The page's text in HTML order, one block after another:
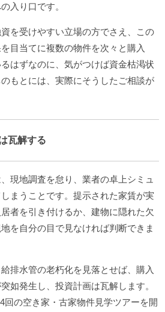
入り口です。
を受けやすい立場の方でさえ、この
目当てに複数の物件を次々と購入
はずなのに、気がつけば資金枯渇状
もとには、実際にそうしたご相談が
瓦解する
現地調査を怠り、業者の卓上シミュ
まうことです。提示された家賃が実
者を引き付けるか、建物に隠れた欠
を自分の目で見なければ判断できま
排水管の老朽化を見落とせば、購入
如発生し、投資計画は瓦解します。
回の空き家・古家物件見学ツアーを開